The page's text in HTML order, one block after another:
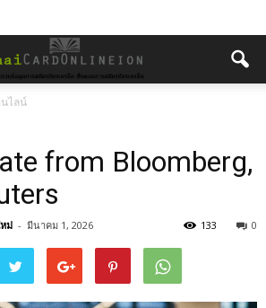
ไลน์
from Bloomberg,
ม่ - มีนาคม 1, 2026 0
133